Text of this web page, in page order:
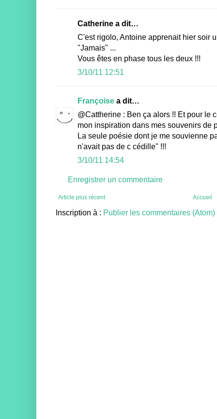
Catherine a dit…
C'est rigolo, Antoine apprenait hier soir
"Jamais" ...
Vous êtes en phase tous les deux !!!
3/10/11 12:51
Françoise a dit…
@Cattherine : Ben ça alors !! Et pour le
mon inspiration dans mes souvenirs de
La seule poésie dont je me souvienne
n'avait pas de c cédille" !!!
3/10/11 14:54
Enregistrer un commentaire
Article plus récent Accueil
Inscription à : Publier les commentaires (Atom)